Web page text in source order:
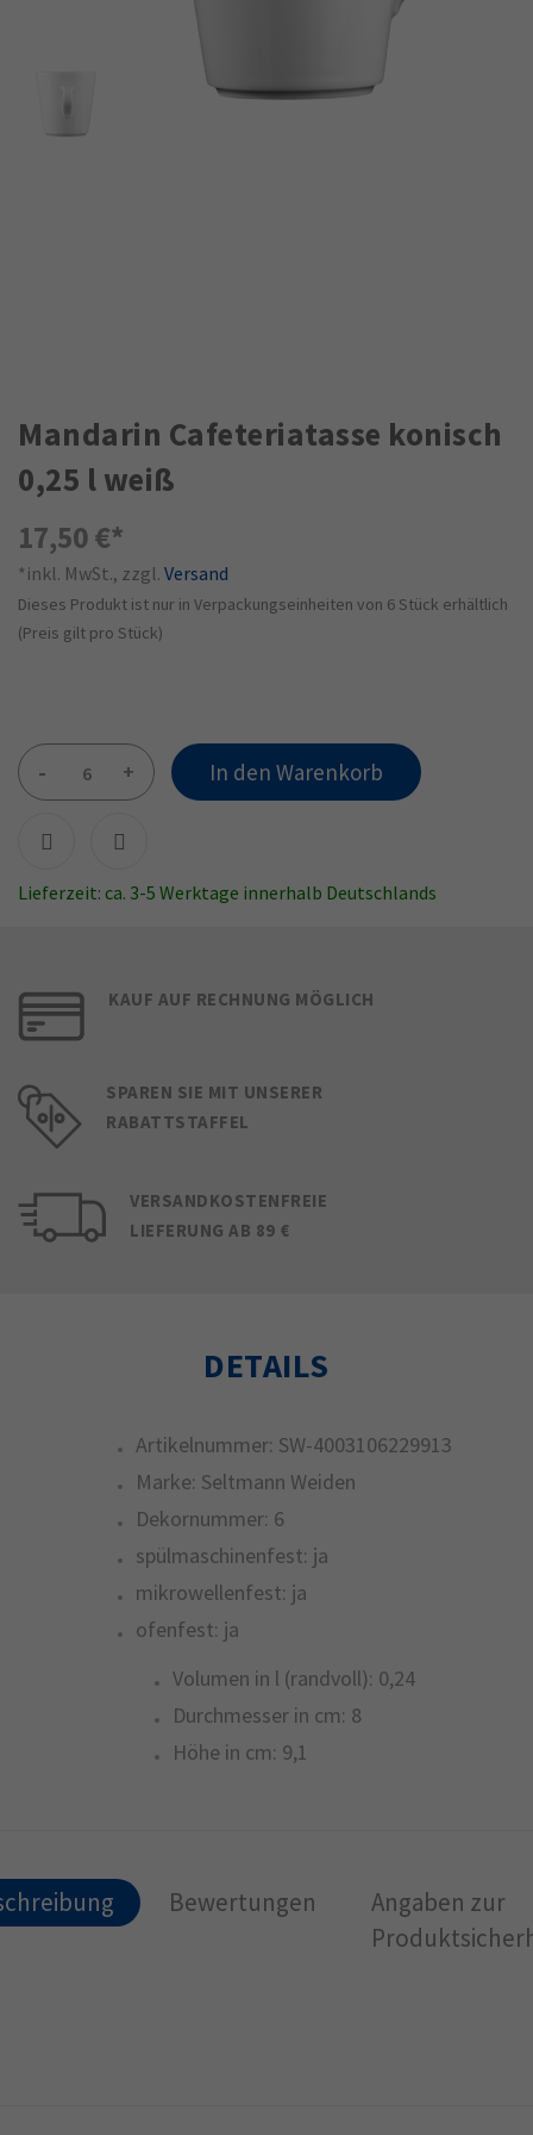
Mandarin Cafeteriatasse konisch
0,25 l weiß
17,50 €
*inkl. MwSt., zzgl. Versand
Dieses Produkt ist nur in Verpackungseinheiten von 6 Stück erhältlich
(Preis gilt pro Stück)
- + In den Warenkorb
Lieferzeit: ca. 3-5 Werktage innerhalb Deutschlands
KAUF AUF RECHNUNG MÖGLICH
SPAREN SIE MIT UNSERER
RABATTSTAFFEL
VERSANDKOSTENFREIE
LIEFERUNG AB 89 €
DETAILS
Artikelnummer: SW-4003106229913
Marke: Seltmann Weiden
Dekornummer: 6
spülmaschinenfest: ja
mikrowellenfest: ja
ofenfest: ja
Volumen in l (randvoll): 0,24
Durchmesser in cm: 8
Höhe in cm: 9,1
Bewertungen
Angaben zur